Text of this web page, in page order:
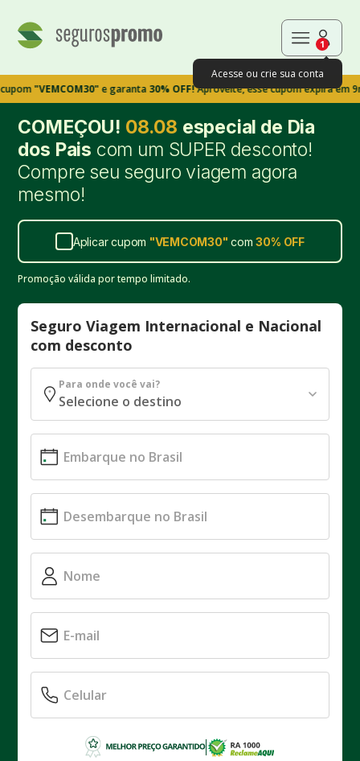
1
Acesse ou crie sua conta
e garanta30% OFF!Aproveite, esse cupom expira em 9m39s
COMEÇOU! 08.08 especial de Dia
dos Pais com um SUPER desconto!
Compre seu seguro viagem agora
mesmo!
Aplicar cupom "VEMCOM30" com30% OFF
Promoção válida por tempo limitado.
Seguro Viagem Internacional e Nacional
com desconto
Para onde você vai?